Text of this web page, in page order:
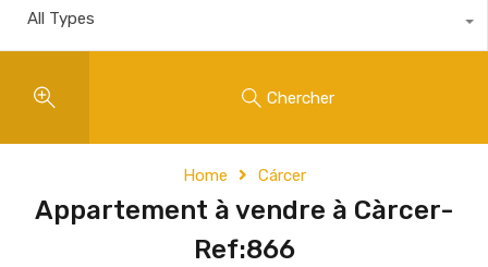
All Types
Chercher
Home Cárcer
Appartement à vendre à Càrcer-
Ref:866